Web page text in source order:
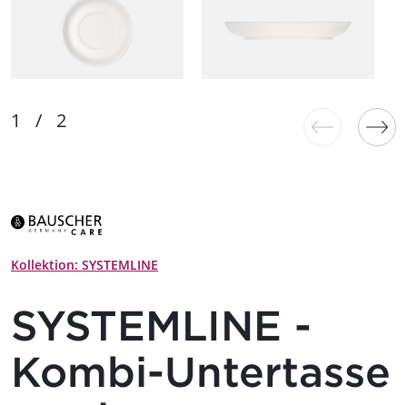
Kollektion: SYSTEMLINE
SYSTEMLINE -
Kombi-Untertasse